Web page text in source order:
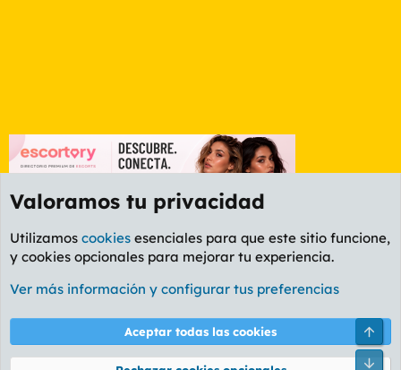
Foro General
Cookies
PL OLDSTYLE AMARILLO
Términos y reglas Política de privacidad Ayuda
Valoramos tu privacidad
Utilizamos cookies esenciales para que este sitio funcione,
y cookies opcionales para mejorar tu experiencia.
Ver más información y configurar tus preferencias
Aceptar todas las cookies
Pie